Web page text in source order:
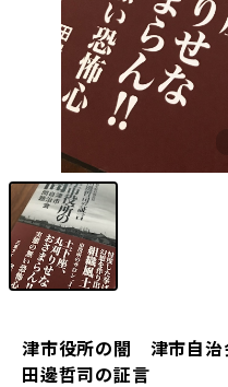
津市役所の闇 津市自
田邊哲司の証言